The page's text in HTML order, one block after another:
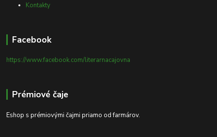
Kontakty
Facebook
https://www.facebook.com/literarnacajovna
Prémiové čaje
Eshop s prémiovými čajmi priamo od farmárov.